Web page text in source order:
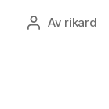
Av rikard